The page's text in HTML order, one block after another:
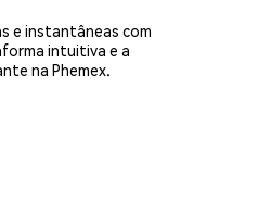
e instantâneas com
intuitiva e a
na Phemex.